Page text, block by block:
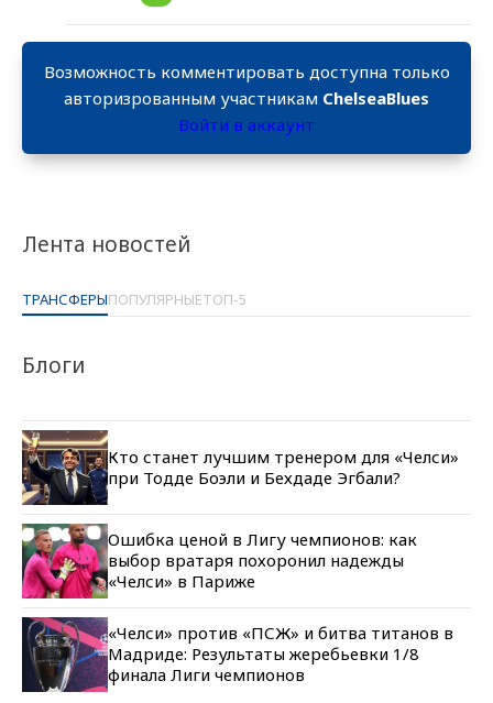
Лента новостей
ТРАНСФЕРЫПОПУЛЯРНЫЕТОП-5
Блоги
Кто станет лучшим тренером для «Челси»
при Тодде Боэли и Бехдаде Эгбали?
Ошибка ценой в Лигу чемпионов: как
выбор вратаря похоронил надежды
«Челси» в Париже
«Челси» против «ПСЖ» и битва титанов в
Мадриде: Результаты жеребьевки 1/8
финала Лиги чемпионов
Возможность комментировать доступна только
авторизрованным участникам ChelseaBlues
Войти в аккаунт